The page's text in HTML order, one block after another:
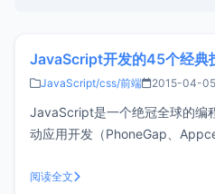
JavaScript开发的45个经典
JavaScript/css/前端 2015-04-05
JavaScript是一个绝冠全球的编
动应用开发（PhoneGap、
编程世界的第一个语言。既可以
阅读全文